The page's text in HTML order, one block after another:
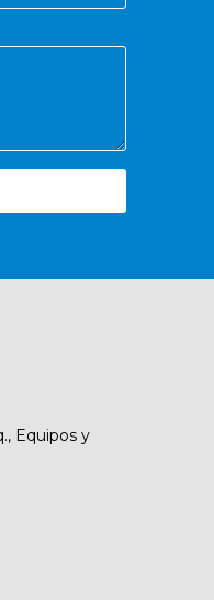
Equipos y